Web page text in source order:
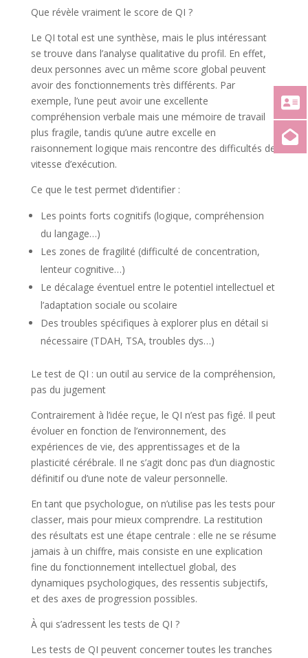
Que révèle vraiment le score de QI ?
Le QI total est une synthèse, mais le plus intéressant
se trouve dans l’analyse qualitative du profil. En effet,
deux personnes avec un même score global peuvent
avoir des fonctionnements très différents. Par
exemple, l’une peut avoir une excellente
compréhension verbale mais une mémoire de travail
plus fragile, tandis qu’une autre excelle en
raisonnement logique mais rencontre des difficultés de
vitesse d’exécution.
Ce que le test permet d’identifier :
Les points forts cognitifs (logique, compréhension
du langage…)
Les zones de fragilité (difficulté de concentration,
lenteur cognitive…)
Le décalage éventuel entre le potentiel intellectuel et
l’adaptation sociale ou scolaire
Des troubles spécifiques à explorer plus en détail si
nécessaire (TDAH, TSA, troubles dys…)
Le test de QI : un outil au service de la compréhension,
pas du jugement
Contrairement à l’idée reçue, le QI n’est pas figé. Il peut
évoluer en fonction de l’environnement, des
expériences de vie, des apprentissages et de la
plasticité cérébrale. Il ne s’agit donc pas d’un diagnostic
définitif ou d’une note de valeur personnelle.
En tant que psychologue, on n’utilise pas les tests pour
classer, mais pour mieux comprendre. La restitution
des résultats est une étape centrale : elle ne se résume
jamais à un chiffre, mais consiste en une explication
fine du fonctionnement intellectuel global, des
dynamiques psychologiques, des ressentis subjectifs,
et des axes de progression possibles.
À qui s’adressent les tests de QI ?
Les tests de QI peuvent concerner toutes les tranches